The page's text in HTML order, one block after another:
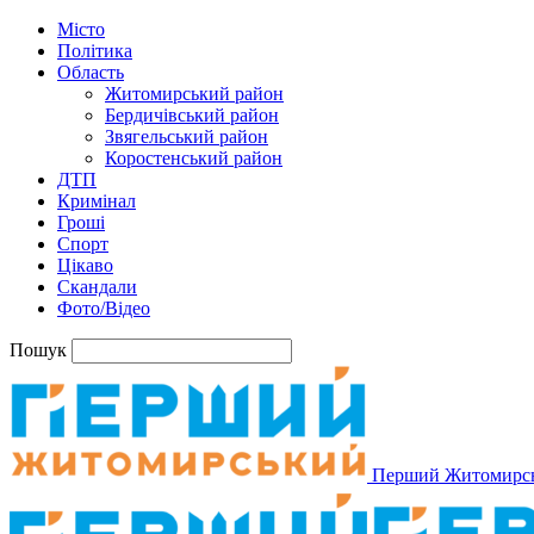
Місто
Політика
Область
Житомирський район
Бердичівський район
Звягельський район
Коростенський район
ДТП
Кримінал
Гроші
Спорт
Цікаво
Скандали
Фото/Відео
Пошук
Перший